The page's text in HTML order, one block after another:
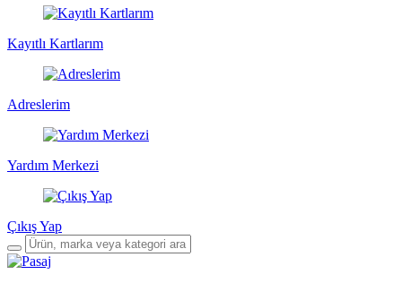
Kayıtlı Kartlarım
Adreslerim
Yardım Merkezi
Çıkış Yap